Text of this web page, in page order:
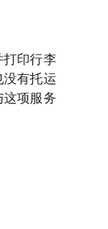
打印行李
有托运
项服务